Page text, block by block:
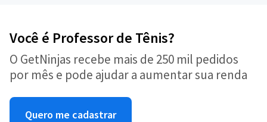
Você é Professor de Tênis?
O GetNinjas recebe mais de 250 mil pedidos
por mês e pode ajudar a aumentar sua renda
Quero me cadastrar